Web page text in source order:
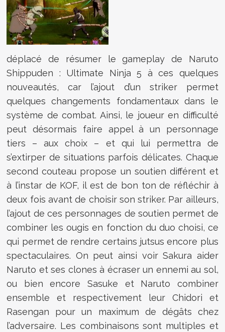
déplacé de résumer le gameplay de Naruto
Shippuden : Ultimate Ninja 5 à ces quelques
nouveautés, car l’ajout d’un striker permet
quelques changements fondamentaux dans le
système de combat. Ainsi, le joueur en difficulté
peut désormais faire appel à un personnage
tiers – aux choix – et qui lui permettra de
s’extirper de situations parfois délicates. Chaque
second couteau propose un soutien différent et
à l’instar de KOF, il est de bon ton de réfléchir à
deux fois avant de choisir son striker. Par ailleurs,
l’ajout de ces personnages de soutien permet de
combiner les ougis en fonction du duo choisi, ce
qui permet de rendre certains jutsus encore plus
spectaculaires. On peut ainsi voir Sakura aider
Naruto et ses clones à écraser un ennemi au sol,
ou bien encore Sasuke et Naruto combiner
ensemble et respectivement leur Chidori et
Rasengan pour un maximum de dégâts chez
l’adversaire. Les combinaisons sont multiples et